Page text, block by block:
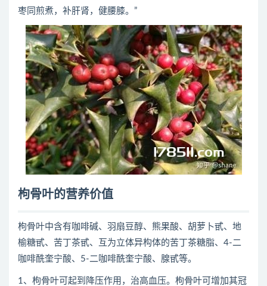
枣同煎煮，补肝肾，健腰膝。”
枸骨叶的营养价值
枸骨叶中含有咖啡碱、羽扇豆醇、熊果酸、胡萝卜甙、地
榆糖甙、苦丁茶甙、互为立体异构体的苦丁茶糖脂、4-二
咖啡酰奎宁酸、5-二咖啡酰奎宁酸、腺甙等。
1、枸骨叶可起到降压作用，治高血压。枸骨叶可增加其冠